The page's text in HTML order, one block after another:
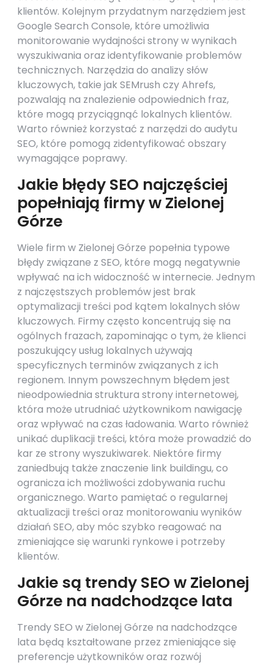
klientów. Kolejnym przydatnym narzędziem jest
Google Search Console, które umożliwia
monitorowanie wydajności strony w wynikach
wyszukiwania oraz identyfikowanie problemów
technicznych. Narzędzia do analizy słów
kluczowych, takie jak SEMrush czy Ahrefs,
pozwalają na znalezienie odpowiednich fraz,
które mogą przyciągnąć lokalnych klientów.
Warto również korzystać z narzędzi do audytu
SEO, które pomogą zidentyfikować obszary
wymagające poprawy.
Jakie błędy SEO najczęściej
popełniają firmy w Zielonej
Górze
Wiele firm w Zielonej Górze popełnia typowe
błędy związane z SEO, które mogą negatywnie
wpływać na ich widoczność w internecie. Jednym
z najczęstszych problemów jest brak
optymalizacji treści pod kątem lokalnych słów
kluczowych. Firmy często koncentrują się na
ogólnych frazach, zapominając o tym, że klienci
poszukujący usług lokalnych używają
specyficznych terminów związanych z ich
regionem. Innym powszechnym błędem jest
nieodpowiednia struktura strony internetowej,
która może utrudniać użytkownikom nawigację
oraz wpływać na czas ładowania. Warto również
unikać duplikacji treści, która może prowadzić do
kar ze strony wyszukiwarek. Niektóre firmy
zaniedbują także znaczenie link buildingu, co
ogranicza ich możliwości zdobywania ruchu
organicznego. Warto pamiętać o regularnej
aktualizacji treści oraz monitorowaniu wyników
działań SEO, aby móc szybko reagować na
zmieniające się warunki rynkowe i potrzeby
klientów.
Jakie są trendy SEO w Zielonej
Górze na nadchodzące lata
Trendy SEO w Zielonej Górze na nadchodzące
lata będą kształtowane przez zmieniające się
preferencje użytkowników oraz rozwój